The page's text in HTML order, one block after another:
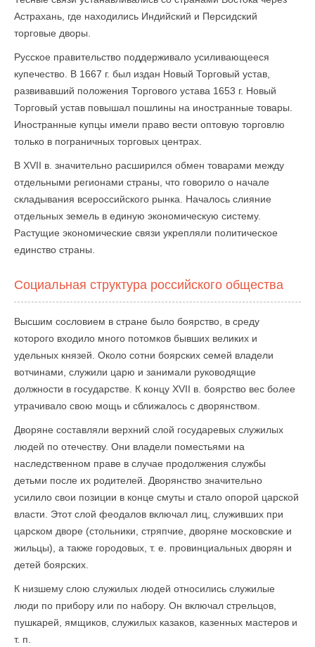
Астрахань, где находились Индийский и Персидский
торговые дворы.
Русское правительство поддерживало усиливающееся
купечество. В 1667 г. был издан Новый Торговый устав,
развивавший положения Торгового устава 1653 г. Новый
Торговый устав повышал пошлины на иностранные товары.
Иностранные купцы имели право вести оптовую торговлю
только в пограничных торговых центрах.
В XVII в. значительно расширился обмен товарами между
отдельными регионами страны, что говорило о начале
складывания всероссийского рынка. Началось слияние
отдельных земель в единую экономическую систему.
Растущие экономические связи укрепляли политическое
единство страны.
Социальная структура российского общества
Высшим сословием в стране было боярство, в среду
которого входило много потомков бывших великих и
удельных князей. Около сотни боярских семей владели
вотчинами, служили царю и занимали руководящие
должности в государстве. К концу XVII в. боярство вес более
утрачивало свою мощь и сближалось с дворянством.
Дворяне составляли верхний слой государевых служилых
людей по отечеству. Они владели поместьями на
наследственном праве в случае продолжения службы
детьми после их родителей. Дворянство значительно
усилило свои позиции в конце смуты и стало опорой царской
власти. Этот слой феодалов включал лиц, служивших при
царском дворе (стольники, стряпчие, дворяне московские и
жильцы), а также городовых, т. е. провинциальных дворян и
детей боярских.
К низшему слою служилых людей относились служилые
люди по прибору или по набору. Он включал стрельцов,
пушкарей, ямщиков, служилых казаков, казенных мастеров и
т. п.